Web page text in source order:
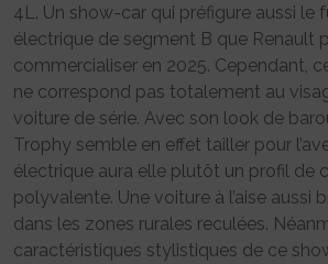
4L. Un show-car qui préfigure aussi le
électrique de segment B que Renault
commercialiser en 2025. Cependant,
ne correspond pas totalement au
voiture de série. Avec son look de
Trophy semble en effet tailler pour
électrique aura elle plutôt un profil de
polyvalente. Une voiture à l’aise aussi
dans les zones rurales reculées.
caractéristiques stylistiques de ce